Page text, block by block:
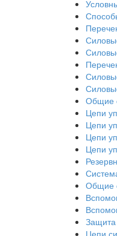
Общие
Цепи
Цепи
Цепи
Цепи
Общие
Защита
Цепи